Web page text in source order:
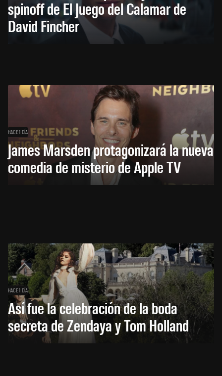
spinoff de El Juego del Calamar de
David Fincher
HACE 1 DÍA
James Marsden protagonizará la nueva
comedia de misterio de Apple TV
HACE 1 DÍA
Así fue la celebración de la boda
secreta de Zendaya y Tom Holland